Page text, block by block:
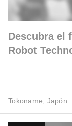
Descubra el
Robot
Tokoname, Japón